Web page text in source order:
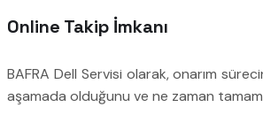
Online Takip İmkanı
BAFRA Dell Servisi olarak, onarım
aşamada olduğunu ve ne zaman